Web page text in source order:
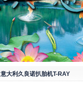
意大利久良诺扒胎机T-RAY